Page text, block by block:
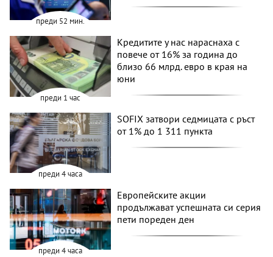
преди 52 мин.
преди 1 час
Кредитите у нас нараснаха с
повече от 16% за година до
близо 66 млрд. евро в края на
юни
преди 4 часа
SOFIX затвори седмицата с ръст
от 1% до 1 311 пункта
преди 4 часа
Европейските акции
продължават успешната си серия
пети пореден ден